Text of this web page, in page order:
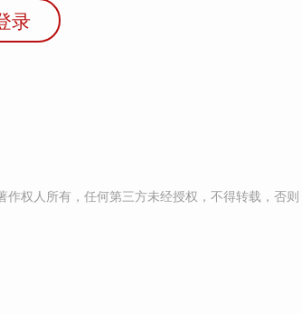
录
权人所有，任何第三方未经授权，不得转载，否则